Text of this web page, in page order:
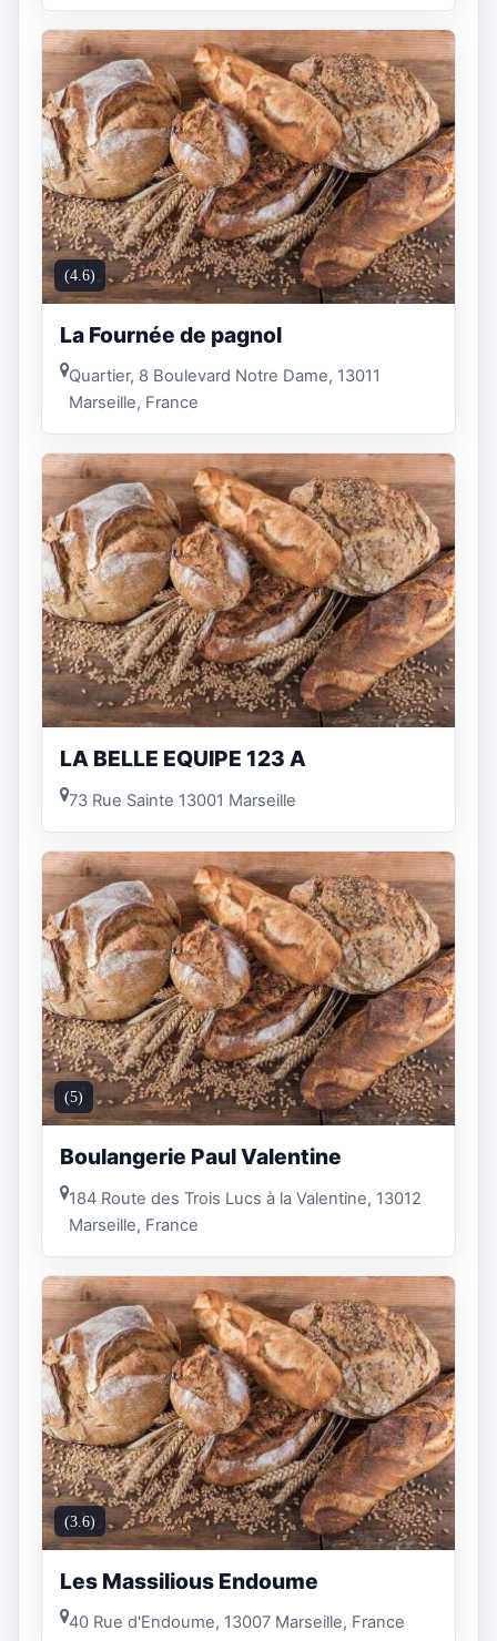
(4.6)
La Fournée de pagnol
Quartier, 8 Boulevard Notre Dame, 13011
Marseille, France
LA BELLE EQUIPE 123 A
73 Rue Sainte 13001 Marseille
(5)
Boulangerie Paul Valentine
184 Route des Trois Lucs à la Valentine, 13012
Marseille, France
(3.6)
Les Massilious Endoume
40 Rue d'Endoume, 13007 Marseille, France